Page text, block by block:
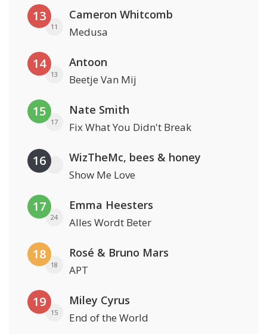
13
11
Cameron Whitcomb
Medusa
14
13
Antoon
Beetje Van Mij
15
17
Nate Smith
Fix What You Didn't Break
16 WizTheMc, bees & honey
Show Me Love
17
24
Emma Heesters
Alles Wordt Beter
18
18
Rosé & Bruno Mars
APT
19
15
Miley Cyrus
End of the World